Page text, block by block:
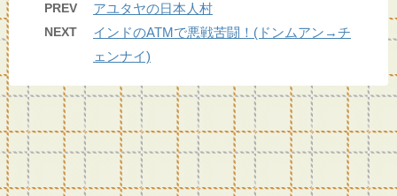
PREV アユタヤの日本人村
NEXT
インドのATMで悪戦苦闘！(ドンムアン→チ
ェンナイ)